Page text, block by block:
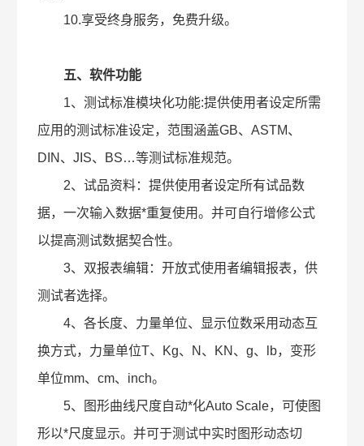
10.享受终身服务，免费升级。
五、软件功能
1、测试标准模块化功能:提供使用者设定所需
应用的测试标准设定，范围涵盖GB、ASTM、
DIN、JIS、BS…等测试标准规范。
2、试品资料：提供使用者设定所有试品数
据，一次输入数据*重复使用。并可自行增修公式
以提高测试数据契合性。
3、双报表编辑：开放式使用者编辑报表，供
测试者选择。
4、各长度、力量单位、显示位数采用动态互
换方式，力量单位T、Kg、N、KN、g、lb，变形
单位mm、cm、inch。
5、图形曲线尺度自动*化Auto Scale，可使图
形以*尺度显示。并可于测试中实时图形动态切